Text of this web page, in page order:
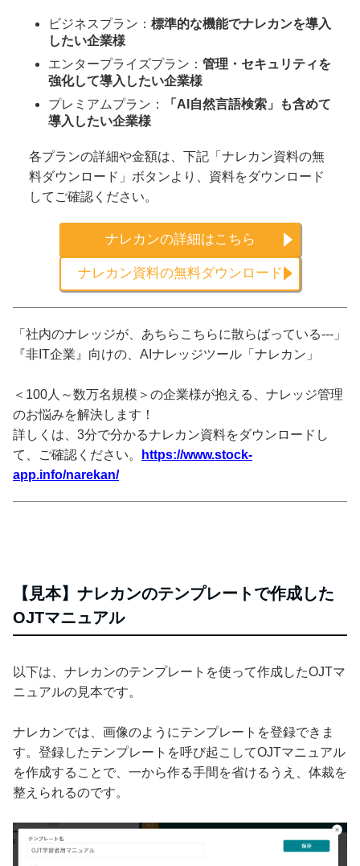
ビジネスプラン： 標準的な機能でナレカンを導入
したい企業様
エンタープライズプラン： 管理・セキュリティを
強化して導入したい企業様
プレミアムプラン：
「AI自然言語検索」も含めて
導入したい企業様
各プランの詳細や金額は、下記「ナレカン資料の無
料ダウンロード」ボタンより、資料をダウンロード
してご確認ください。
ナレカンの詳細はこちら
ナレカン資料の無料ダウンロード
「社内のナレッジが、あちらこちらに散らばっている---」
『非IT企業』向けの、AIナレッジツール「ナレカン」
＜100人～数万名規模＞の企業様が抱える、ナレッジ管理
のお悩みを解決します！
詳しくは、3分で分かるナレカン資料をダウンロードし
て、ご確認ください。
https://www.stock-
app.info/narekan/
【見本】ナレカンのテンプレートで作成した
OJTマニュアル
以下は、ナレカンのテンプレートを使って作成したOJTマ
ニュアルの見本です。
ナレカンでは、画像のようにテンプレートを登録できま
す。登録したテンプレートを呼び起こしてOJTマニュアル
を作成することで、一から作る手間を省けるうえ、体裁を
整えられるのです。